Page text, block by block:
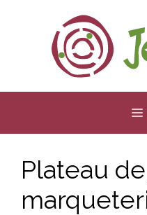
Plateau